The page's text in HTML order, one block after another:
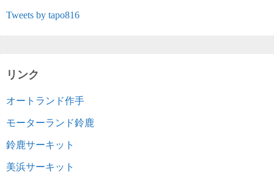
Tweets by tapo816
リンク
オートランド作手
モーターランド鈴鹿
鈴鹿サーキット
美浜サーキット